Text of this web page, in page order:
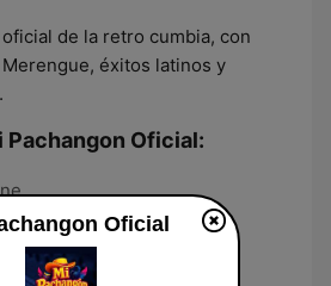
de la retro cumbia, con
éxitos latinos y
Pachangon Oficial:
Últimos 30 días
Oficial